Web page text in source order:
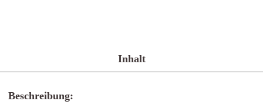
Inhalt
Beschreibung: